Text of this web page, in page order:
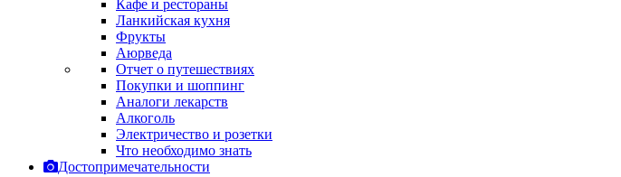
Кафе и рестораны
Ланкийская кухня
Фрукты
Аюрведа
Отчет о путешествиях
Покупки и шоппинг
Аналоги лекарств
Алкоголь
Электричество и розетки
Что необходимо знать
Достопримечательности